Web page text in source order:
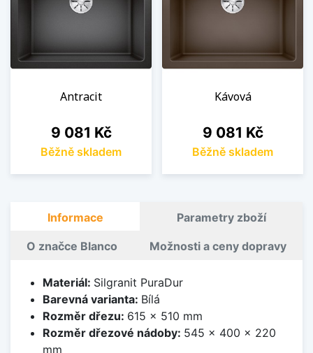
Antracit
Cena
9 081 Kč
Běžně skladem
Kávová
Cena
9 081 Kč
Běžně skladem
Informace Parametry zboží
O značce Blanco Možnosti a ceny dopravy
Materiál: Silgranit PuraDur
Barevná varianta: Bílá
Rozměr dřezu: 615 x 510 mm
Rozměr dřezové nádoby: 545 x 400 x 220
mm